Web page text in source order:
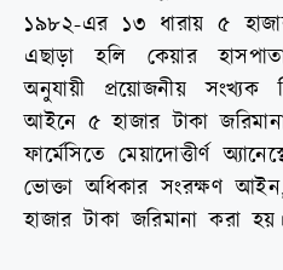
১৯৮২-এর ১৩ ধারায় ৫
এছাড়া হলি কেয়ার
অনুযায়ী প্রয়োজনীয়
আইনে ৫ হাজার টাকা
ফার্মেসিতে মেয়াদোত্তীর্ণ
ভোক্তা অধিকার সংরক্ষণ
হাজার টাকা জরিমানা করা হয়।